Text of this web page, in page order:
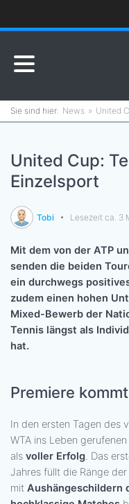
News United
United Cup:
Einzelsport
Tobi Lesezeit ca. 3
Mit dem von der ATP
senden die beiden
ein durchwegs
zudem einen hohen
Mixed-Bewerb der
Tennis längst als
hat.
Premiere
In den ersten Tagen des
WTA ins Leben
als voller Erfolg. Das
Jahres füllt die Ränge
mit Aushängeschildern